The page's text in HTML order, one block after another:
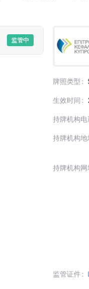
监管中
牌照类型
生效时间
持牌机构电
持牌机构地
持牌机构网
监管证件